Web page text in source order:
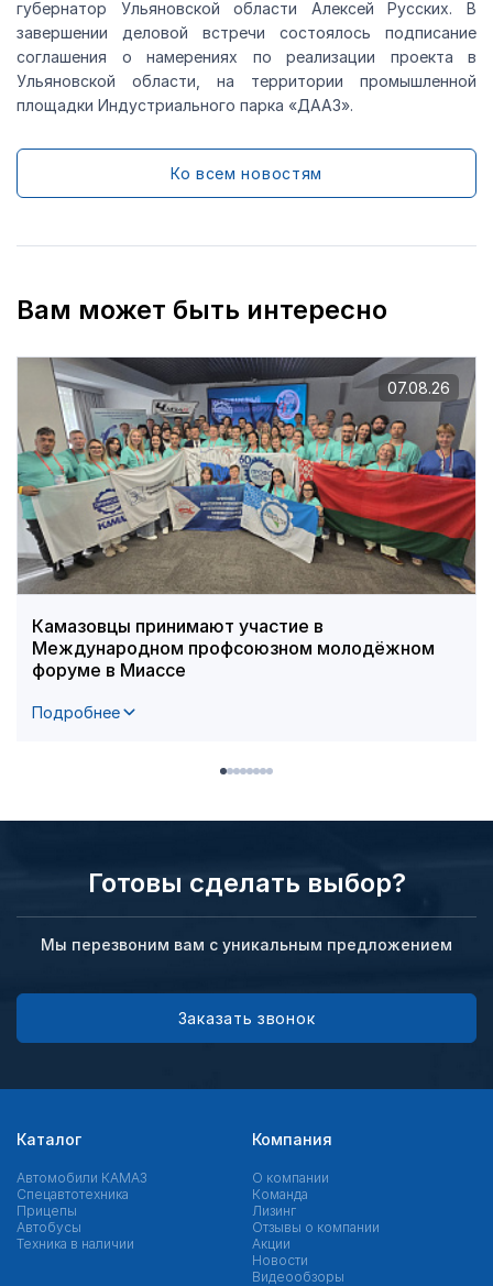
губернатор Ульяновской области Алексей Русских. В
завершении деловой встречи состоялось подписание
соглашения о намерениях по реализации проекта в
Ульяновской области, на территории промышленной
площадки Индустриального парка «ДААЗ».
Ко всем новостям
Вам может быть интересно
Камазовцы принимают участие в
Международном профсоюзном молодёжном
форуме в Миассе
Подробнее
07.08.26
Готовы сделать выбор?
Мы перезвоним вам с уникальным предложением
Заказать звонок
Каталог
Автомобили КАМАЗ
Спецавтотехника
Прицепы
Автобусы
Техника в наличии
Компания
О компании
Команда
Лизинг
Отзывы о компании
Акции
Новости
Видеообзоры